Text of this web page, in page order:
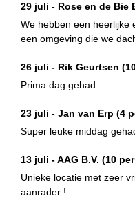
29 juli - Rose en de Bie
We hebben een heerlijke
een omgeving die we
26 juli - Rik Geurtsen
Prima dag gehad
23 juli - Jan van Erp (4
Super leuke middag
13 juli -AAG B.V. (10
Unieke locatie met zeer
aanrader !